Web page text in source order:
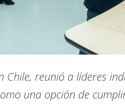
reunió a líderes
una opción de